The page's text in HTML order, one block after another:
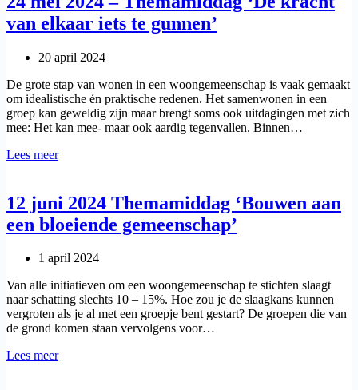
van elkaar iets te gunnen’
20 april 2024
De grote stap van wonen in een woongemeenschap is vaak gemaakt
om idealistische én praktische redenen. Het samenwonen in een
groep kan geweldig zijn maar brengt soms ook uitdagingen met zich
mee: Het kan mee- maar ook aardig tegenvallen. Binnen…
Lees meer24
–
Themamiddag
‘De
van
iets
te
gunnen’
12 juni 2024 Themamiddag ‘Bouwen aan
een bloeiende gemeenschap’
1 april 2024
Van alle initiatieven om een woongemeenschap te stichten slaagt
naar schatting slechts 10 – 15%. Hoe zou je de slaagkans kunnen
vergroten als je al met een groepje bent gestart? De groepen die van
de grond komen staan vervolgens voor…
Lees meer12